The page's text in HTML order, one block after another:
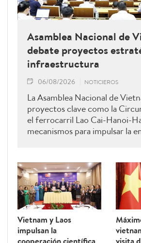
Asamblea Nacional de
debate proyectos
infraestructura
06/08/2026 NOTICIEROS
La Asamblea Nacional de
proyectos clave como la
el ferrocarril Lao Cai-Hanoi-
mecanismos para impulsar la
Vietnam y Laos
impulsan la